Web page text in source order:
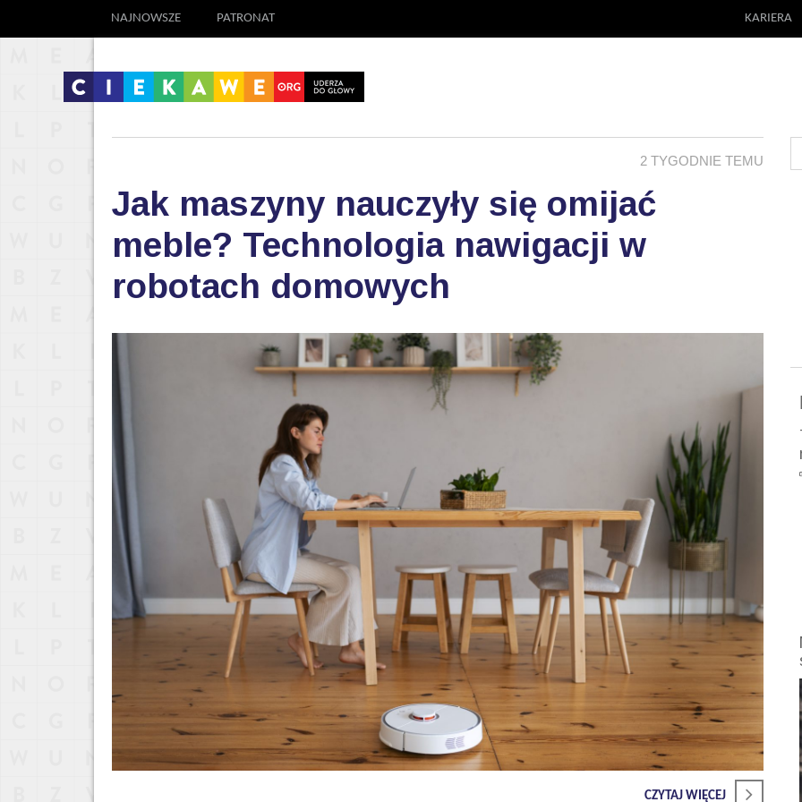
NAJNOWSZE PATRONAT KARIERA
2 TYGODNIE TEMU
Jak maszyny nauczyły się omijać
meble? Technologia nawigacji w
robotach domowych
CZYTAJ WIĘCEJ